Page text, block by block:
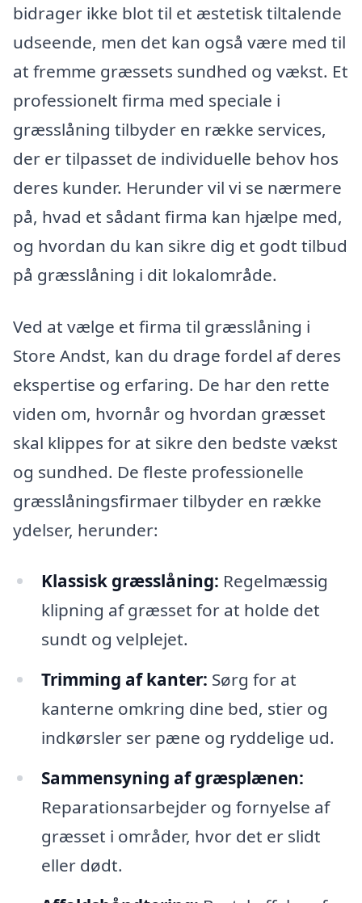
bidrager ikke blot til et æstetisk tiltalende
udseende, men det kan også være med til
at fremme græssets sundhed og vækst. Et
professionelt firma med speciale i
græsslåning tilbyder en række services,
der er tilpasset de individuelle behov hos
deres kunder. Herunder vil vi se nærmere
på, hvad et sådant firma kan hjælpe med,
og hvordan du kan sikre dig et godt tilbud
på græsslåning i dit lokalområde.
Ved at vælge et firma til græsslåning i
Store Andst, kan du drage fordel af deres
ekspertise og erfaring. De har den rette
viden om, hvornår og hvordan græsset
skal klippes for at sikre den bedste vækst
og sundhed. De fleste professionelle
græsslåningsfirmaer tilbyder en række
ydelser, herunder:
Klassisk græsslåning: Regelmæssig
klipning af græsset for at holde det
sundt og velplejet.
Trimming af kanter: Sørg for at
kanterne omkring dine bed, stier og
indkørsler ser pæne og ryddelige ud.
Sammensyning af græsplænen:
Reparationsarbejder og fornyelse af
græsset i områder, hvor det er slidt
eller dødt.